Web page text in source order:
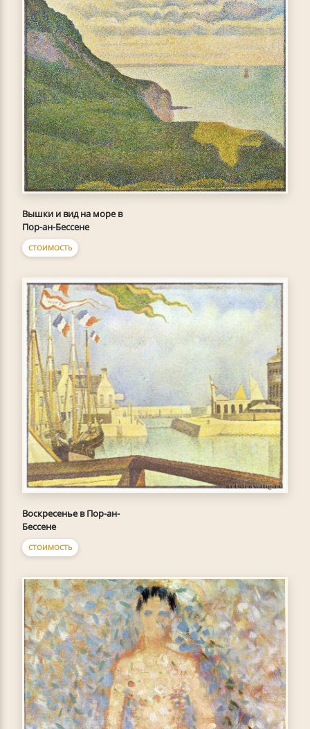
Вышки и вид на море в
Пор-ан-Бессене
СТОИМОСТЬ
Воскресенье в Пор-ан-
Бессене
СТОИМОСТЬ